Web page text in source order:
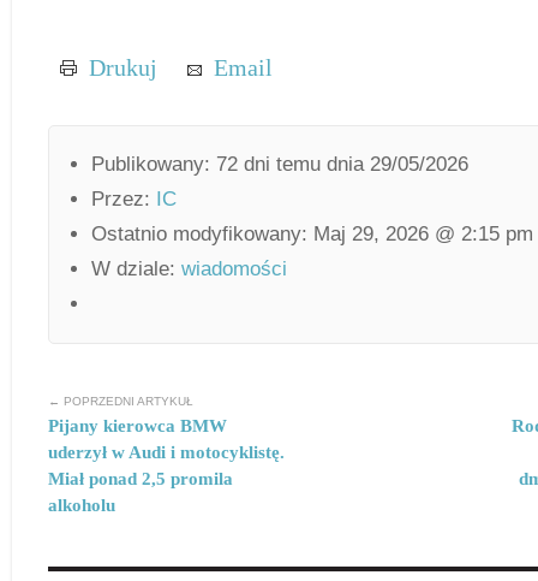
Drukuj Email
Publikowany: 72 dni temu dnia 29/05/2026
Przez: IC
Ostatnio modyfikowany: Maj 29, 2026 @ 2:15 pm
W dziale: wiadomości
← POPRZEDNI ARTYKUŁ
Pijany kierowca BMW
uderzył w Audi i motocyklistę.
Miał ponad 2,5 promila
alkoholu